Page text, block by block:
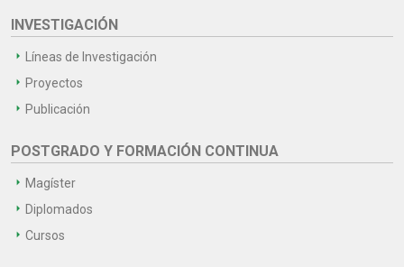
INVESTIGACIÓN
Líneas de Investigación
Proyectos
Publicación
POSTGRADO Y FORMACIÓN CONTINUA
Magíster
Diplomados
Cursos